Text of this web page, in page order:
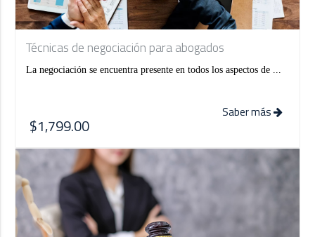
Técnicas de negociación para abogados
La negociación se encuentra presente en todos los aspectos de ...
$1,799.00
Saber más